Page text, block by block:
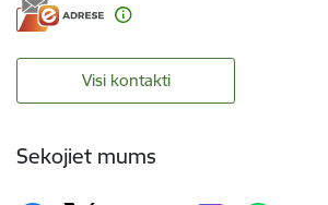
Visi kontakti
Sekojiet mums